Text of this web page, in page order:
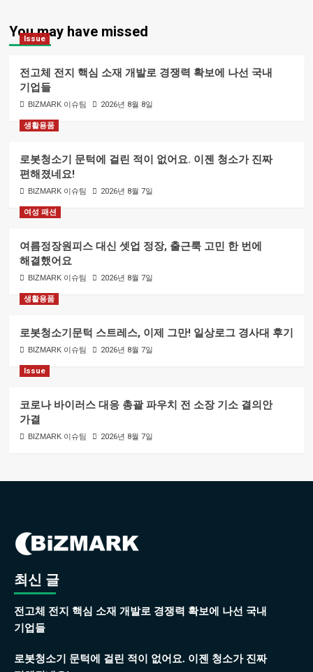
You may have missed
Issue
전고체 전지 핵심 소재 개발로 경쟁력 확보에 나선 국내
기업들
BIZMARK 이슈팀 2026년 8월 8일
생활용품
로봇청소기 문턱에 걸린 적이 없어요. 이젠 청소가 진짜
편해졌네요!
BIZMARK 이슈팀 2026년 8월 7일
여성 패션
여름정장원피스 대신 셋업 정장, 출근룩 고민 한 번에
해결했어요
BIZMARK 이슈팀 2026년 8월 7일
생활용품
로봇청소기문턱 스트레스, 이제 그만! 일상로그 경사대 후기
BIZMARK 이슈팀 2026년 8월 7일
Issue
코로나 바이러스 대응 총괄 파우치 전 소장 기소 결의안
가결
BIZMARK 이슈팀 2026년 8월 7일
최신 글
전고체 전지 핵심 소재 개발로 경쟁력 확보에 나선 국내
기업들
로봇청소기 문턱에 걸린 적이 없어요. 이젠 청소가 진짜